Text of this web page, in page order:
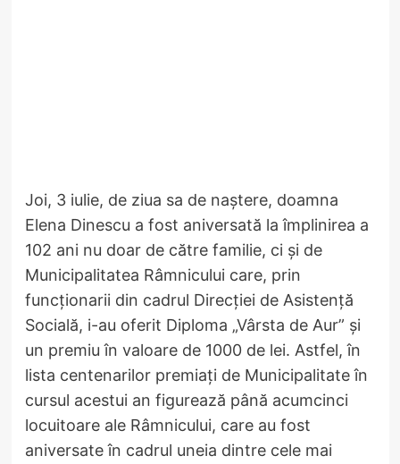
Joi, 3 iulie, de ziua sa de naștere, doamna
Elena Dinescu a fost aniversată la împlinirea a
102 ani nu doar de către familie, ci și de
Municipalitatea Râmnicului care, prin
funcționarii din cadrul Direcției de Asistență
Socială, i-au oferit Diploma „Vârsta de Aur” și
un premiu în valoare de 1000 de lei. Astfel, în
lista centenarilor premiați de Municipalitate în
cursul acestui an figurează până acumcinci
locuitoare ale Râmnicului, care au fost
aniversate în cadrul uneia dintre cele mai